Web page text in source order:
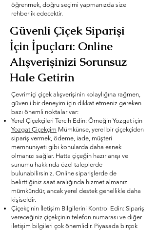
öğrenmek, doğru seçimi yapmanızda size
rehberlik edecektir.
Güvenli Çiçek Siparişi
İçin İpuçları: Online
Alışverişinizi Sorunsuz
Hale Getirin
Çevrimiçi çiçek alışverişinin kolaylığına rağmen,
güvenli bir deneyim için dikkat etmeniz gereken
bazı önemli noktalar var:
Yerel Çiçekçileri Tercih Edin: Örneğin Yozgat için
Yozgat Çiçekçim Mümkünse, yerel bir çiçekçiden
sipariş vermek, ödeme, iade, müşteri
memnuniyeti gibi konularda daha esnek
olmanızı sağlar. Hatta çiçeğin hazırlanışı ve
sunumu hakkında özel taleplerde
bulunabilirsiniz. Online siparişlerde de
belirttiğiniz saat aralığında hizmet almanız
mümkündür, ancak yerel destek genellikle daha
kişiseldir.
Çiçekçinin İletişim Bilgilerini Kontrol Edin: Sipariş
vereceğiniz çiçekçinin telefon numarası ve diğer
iletişim bilgileri çok önemlidir. Piyasada birçok